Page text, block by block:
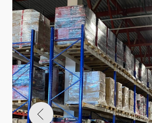
Пользовательское соглашение
Политика конфиденциальности
SKLAD@SKOH.RU
E-mail
Открыть в Я Картах